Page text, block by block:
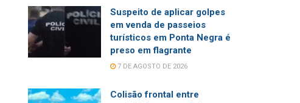
Suspeito de aplicar golpes
em venda de passeios
turísticos em Ponta Negra é
preso em flagrante
7 DE AGOSTO DE 2026
Colisão frontal entre